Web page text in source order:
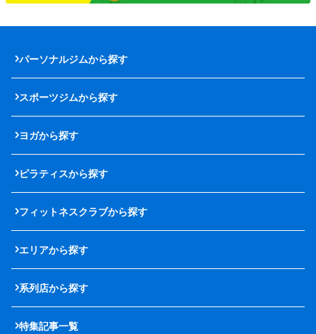
パーソナルジムから探す
スポーツジムから探す
ヨガから探す
ピラティスから探す
フィットネスクラブから探す
エリアから探す
系列店から探す
特集記事一覧